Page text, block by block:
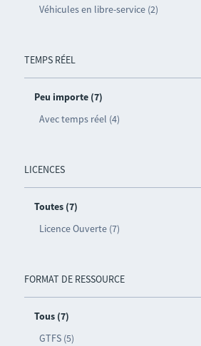
Véhicules en libre-service (2)
TEMPS RÉEL
Peu importe (7)
Avec temps réel (4)
LICENCES
Toutes (7)
Licence Ouverte (7)
FORMAT DE RESSOURCE
Tous (7)
GTFS (5)